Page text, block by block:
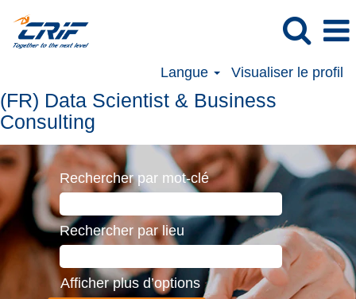
Langue Visualiser le profil
(FR)
Data
Scientist
&
Business
Consulting
(FR) Data Scientist & Business
Consulting
Rechercher par mot-clé
Rechercher par lieu
Afficher plus d’options